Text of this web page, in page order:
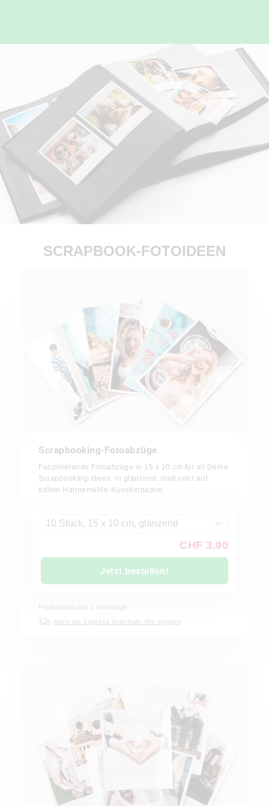
SCRAPBOOK-FOTOIDEEN
Scrapbooking-Fotoabzüge
Faszinierende Fotoabzüge in 15 x 10 cm für all Deine
Scrapbooking-Ideen. In glänzend, matt oder auf
edlem Hahnemühle-Künstlerpapier.
10 Stück, 15 x 10 cm, glänzend
CHF 3.90
Jetzt bestellen!
Produktionszeit 2 Werktage
Auch als Express innerhalb 48h möglich